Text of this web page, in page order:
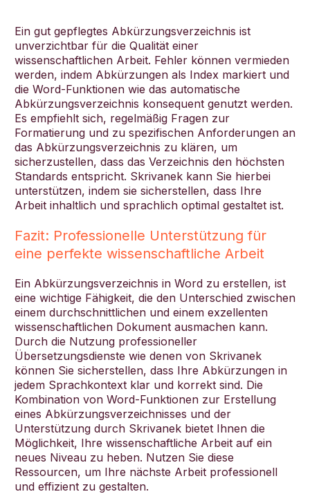
Ein gut gepflegtes Abkürzungsverzeichnis ist
unverzichtbar für die Qualität einer
wissenschaftlichen Arbeit. Fehler können vermieden
werden, indem Abkürzungen als Index markiert und
die Word-Funktionen wie das automatische
Abkürzungsverzeichnis konsequent genutzt werden.
Es empfiehlt sich, regelmäßig Fragen zur
Formatierung und zu spezifischen Anforderungen an
das Abkürzungsverzeichnis zu klären, um
sicherzustellen, dass das Verzeichnis den höchsten
Standards entspricht. Skrivanek kann Sie hierbei
unterstützen, indem sie sicherstellen, dass Ihre
Arbeit inhaltlich und sprachlich optimal gestaltet ist.
Fazit: Professionelle Unterstützung für
eine perfekte wissenschaftliche Arbeit
Ein Abkürzungsverzeichnis in Word zu erstellen, ist
eine wichtige Fähigkeit, die den Unterschied zwischen
einem durchschnittlichen und einem exzellenten
wissenschaftlichen Dokument ausmachen kann.
Durch die Nutzung professioneller
Übersetzungsdienste wie denen von Skrivanek
können Sie sicherstellen, dass Ihre Abkürzungen in
jedem Sprachkontext klar und korrekt sind. Die
Kombination von Word-Funktionen zur Erstellung
eines Abkürzungsverzeichnisses und der
Unterstützung durch Skrivanek bietet Ihnen die
Möglichkeit, Ihre wissenschaftliche Arbeit auf ein
neues Niveau zu heben. Nutzen Sie diese
Ressourcen, um Ihre nächste Arbeit professionell
und effizient zu gestalten.